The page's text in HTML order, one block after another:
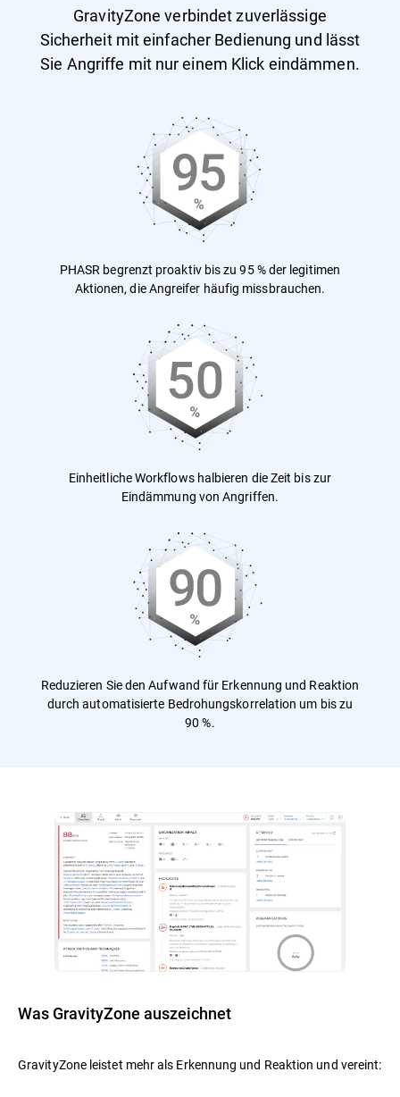
GravityZone verbindet zuverlässige
Sicherheit mit einfacher Bedienung und lässt
Sie Angriffe mit nur einem Klick eindämmen.
PHASR begrenzt proaktiv bis zu 95 % der legitimen
Aktionen, die Angreifer häufig missbrauchen.
Einheitliche Workflows halbieren die Zeit bis zur
Eindämmung von Angriffen.
Reduzieren Sie den Aufwand für Erkennung und Reaktion
durch automatisierte Bedrohungskorrelation um bis zu
90 %.
Was GravityZone auszeichnet
GravityZone leistet mehr als Erkennung und Reaktion und vereint: